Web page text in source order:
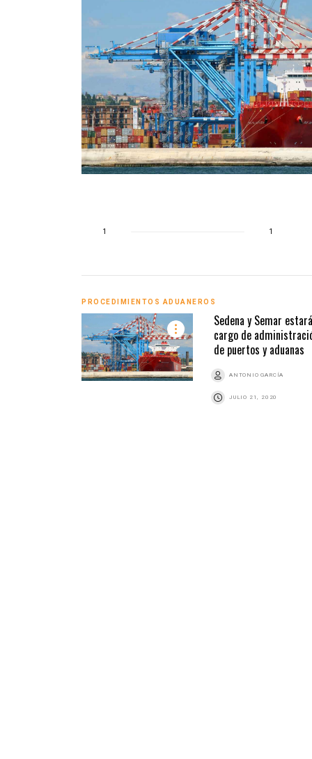
1 1
PROCEDIMIENTOS ADUANEROS
Sedena y Semar
cargo de
de puertos y aduanas
ANTONIO GARCÍA
JULIO 21, 2020